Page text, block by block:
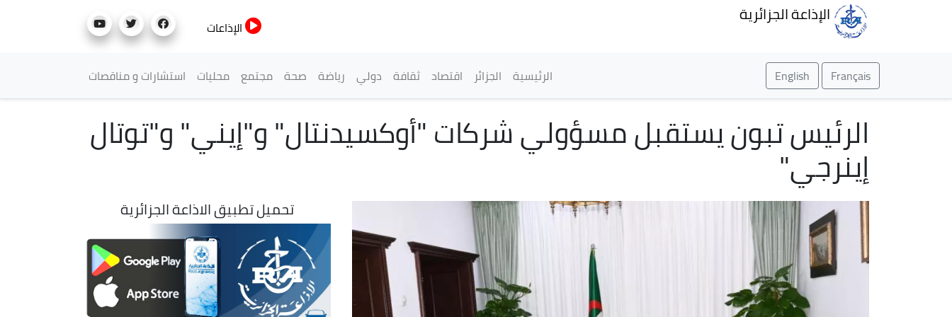
الإذاعة الجزائرية
الإذاعات
Français
English القائمة الرئيسية
الرئيسية الجزائر اقتصاد ثقافة دولي رياضة صحة مجتمع محليات استشارات و مناقصات
الرئيس تبون يستقبل مسؤولي شركات "أوكسيدنتال" و"إيني" و"توتال
إينرجي"
تحميل تطبيق الاذاعة الجزائرية